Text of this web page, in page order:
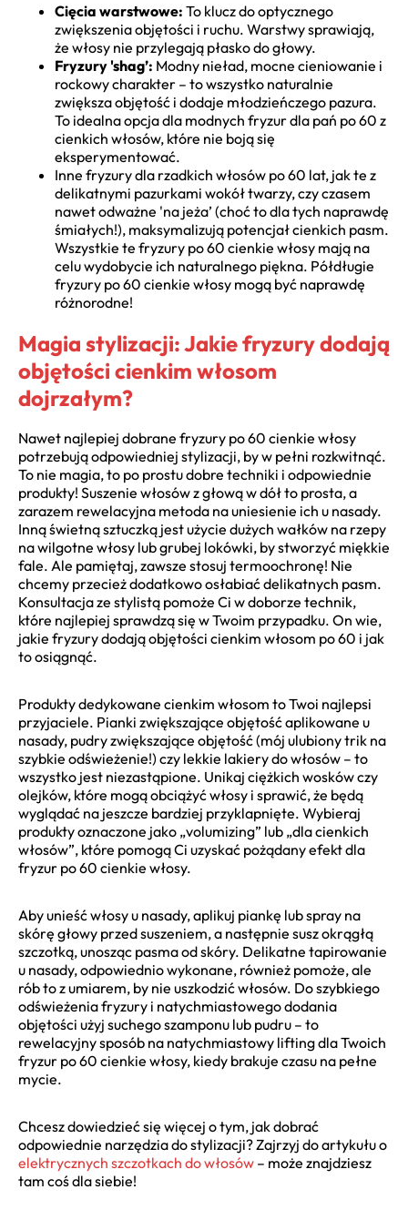
Cięcia warstwowe: To klucz do optycznego
zwiększenia objętości i ruchu. Warstwy sprawiają,
że włosy nie przylegają płasko do głowy.
Fryzury 'shag’: Modny nieład, mocne cieniowanie i
rockowy charakter – to wszystko naturalnie
zwiększa objętość i dodaje młodzieńczego pazura.
To idealna opcja dla modnych fryzur dla pań po 60 z
cienkich włosów, które nie boją się
eksperymentować.
Inne fryzury dla rzadkich włosów po 60 lat, jak te z
delikatnymi pazurkami wokół twarzy, czy czasem
nawet odważne 'na jeża’ (choć to dla tych naprawdę
śmiałych!), maksymalizują potencjał cienkich pasm.
Wszystkie te fryzury po 60 cienkie włosy mają na
celu wydobycie ich naturalnego piękna. Półdługie
fryzury po 60 cienkie włosy mogą być naprawdę
różnorodne!
Magia stylizacji: Jakie fryzury dodają
objętości cienkim włosom
dojrzałym?
Nawet najlepiej dobrane fryzury po 60 cienkie włosy
potrzebują odpowiedniej stylizacji, by w pełni rozkwitnąć.
To nie magia, to po prostu dobre techniki i odpowiednie
produkty! Suszenie włosów z głową w dół to prosta, a
zarazem rewelacyjna metoda na uniesienie ich u nasady.
Inną świetną sztuczką jest użycie dużych wałków na rzepy
na wilgotne włosy lub grubej lokówki, by stworzyć miękkie
fale. Ale pamiętaj, zawsze stosuj termoochronę! Nie
chcemy przecież dodatkowo osłabiać delikatnych pasm.
Konsultacja ze stylistą pomoże Ci w doborze technik,
które najlepiej sprawdzą się w Twoim przypadku. On wie,
jakie fryzury dodają objętości cienkim włosom po 60 i jak
to osiągnąć.
Produkty dedykowane cienkim włosom to Twoi najlepsi
przyjaciele. Pianki zwiększające objętość aplikowane u
nasady, pudry zwiększające objętość (mój ulubiony trik na
szybkie odświeżenie!) czy lekkie lakiery do włosów – to
wszystko jest niezastąpione. Unikaj ciężkich wosków czy
olejków, które mogą obciążyć włosy i sprawić, że będą
wyglądać na jeszcze bardziej przyklapnięte. Wybieraj
produkty oznaczone jako „volumizing” lub „dla cienkich
włosów”, które pomogą Ci uzyskać pożądany efekt dla
fryzur po 60 cienkie włosy.
Aby unieść włosy u nasady, aplikuj piankę lub spray na
skórę głowy przed suszeniem, a następnie susz okrągłą
szczotką, unosząc pasma od skóry. Delikatne tapirowanie
u nasady, odpowiednio wykonane, również pomoże, ale
rób to z umiarem, by nie uszkodzić włosów. Do szybkiego
odświeżenia fryzury i natychmiastowego dodania
objętości użyj suchego szamponu lub pudru – to
rewelacyjny sposób na natychmiastowy lifting dla Twoich
fryzur po 60 cienkie włosy, kiedy brakuje czasu na pełne
mycie.
Chcesz dowiedzieć się więcej o tym, jak dobrać
odpowiednie narzędzia do stylizacji? Zajrzyj do artykułu o
elektrycznych szczotkach do włosów – może znajdziesz
tam coś dla siebie!